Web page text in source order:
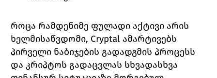
როცა რამდენიმე ფულადი აქტივი არის
ხელმისაწვდომი, Cryptal ამარტივებს
პირველი ნაბიჯების გადადგმის პროცესს
და კრიპტოს გადაცვლას სხვადასხვა